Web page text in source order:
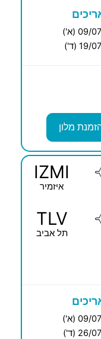
23 (א')
23 (ד')
מלון
IZMI
איזמיר
TLV
תל אביב
23 (א')
23 (ד')